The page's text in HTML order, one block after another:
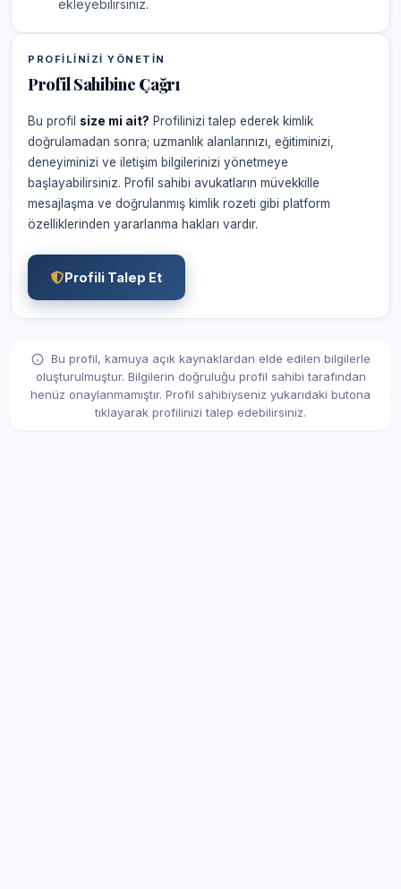
ekleyebilirsiniz.
PROFILINIZI YÖNETIN
Profil Sahibine Çağrı
Bu profil size mi ait? Profilinizi talep ederek kimlik
doğrulamadan sonra; uzmanlık alanlarınızı, eğitiminizi,
deneyiminizi ve iletişim bilgilerinizi yönetmeye
başlayabilirsiniz. Profil sahibi avukatların müvekkille
mesajlaşma ve doğrulanmış kimlik rozeti gibi platform
özelliklerinden yararlanma hakları vardır.
Profili Talep Et
Bu profil, kamuya açık kaynaklardan elde edilen bilgilerle
oluşturulmuştur. Bilgilerin doğruluğu profil sahibi tarafından
henüz onaylanmamıştır. Profil sahibiyseniz yukarıdaki butona
tıklayarak profilinizi talep edebilirsiniz.